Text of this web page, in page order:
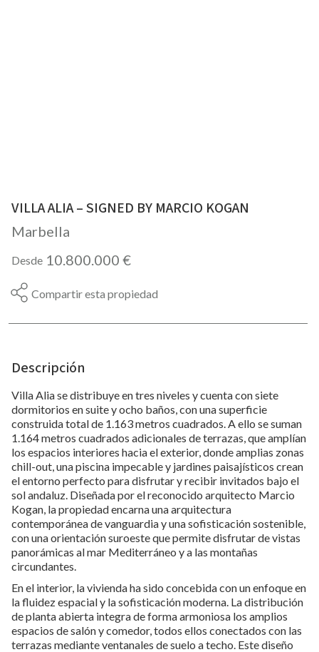
VILLA ALIA – SIGNED BY MARCIO KOGAN
Marbella
Desde 10.800.000 €
Compartir esta propiedad
Descripción
Villa Alia se distribuye en tres niveles y cuenta con siete
dormitorios en suite y ocho baños, con una superficie
construida total de 1.163 metros cuadrados. A ello se suman
1.164 metros cuadrados adicionales de terrazas, que amplían
los espacios interiores hacia el exterior, donde amplias zonas
chill-out, una piscina impecable y jardines paisajísticos crean
el entorno perfecto para disfrutar y recibir invitados bajo el
sol andaluz. Diseñada por el reconocido arquitecto Marcio
Kogan, la propiedad encarna una arquitectura
contemporánea de vanguardia y una sofisticación sostenible,
con una orientación suroeste que permite disfrutar de vistas
panorámicas al mar Mediterráneo y a las montañas
circundantes.
En el interior, la vivienda ha sido concebida con un enfoque en
la fluidez espacial y la sofisticación moderna. La distribución
de planta abierta integra de forma armoniosa los amplios
espacios de salón y comedor, todos ellos conectados con las
terrazas mediante ventanales de suelo a techo. Este diseño